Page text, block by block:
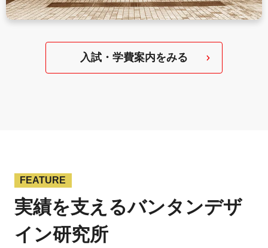
入試・学費案内をみる
FEATURE
実績を支えるバンタンデザ
イン研究所